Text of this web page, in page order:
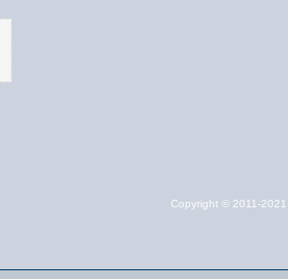
Copyright © 2011-